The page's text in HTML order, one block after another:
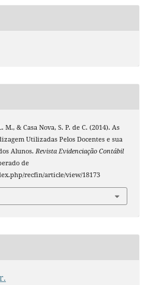
& Casa Nova, S. P. de C. (2014). As
Utilizadas Pelos Docentes e sua
Alunos. Revista Evidenciação Contábil
de
recfin/article/view/18173